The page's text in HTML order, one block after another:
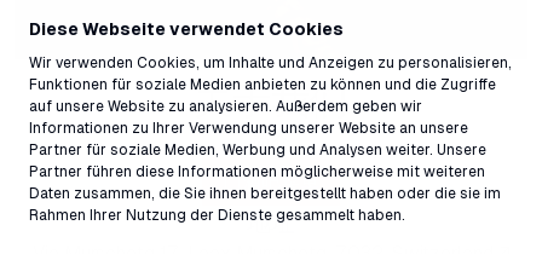
Diese Webseite verwendet Cookies
Wir verwenden Cookies, um Inhalte und Anzeigen zu personalisieren,
Funktionen für soziale Medien anbieten zu können und die Zugriffe
auf unsere Website zu analysieren. Außerdem geben wir
Informationen zu Ihrer Verwendung unserer Website an unsere
Partner für soziale Medien, Werbung und Analysen weiter. Unsere
Partner führen diese Informationen möglicherweise mit weiteren
Daten zusammen, die Sie ihnen bereitgestellt haben oder die sie im
Rahmen Ihrer Nutzung der Dienste gesammelt haben.
关于我们
简介
酒吧菜单
地址